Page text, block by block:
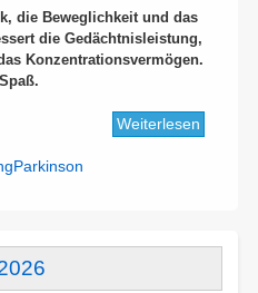
die Beweglichkeit und das
die Gedächtnisleistung,
Konzentrationsvermögen.
Weiterlesen